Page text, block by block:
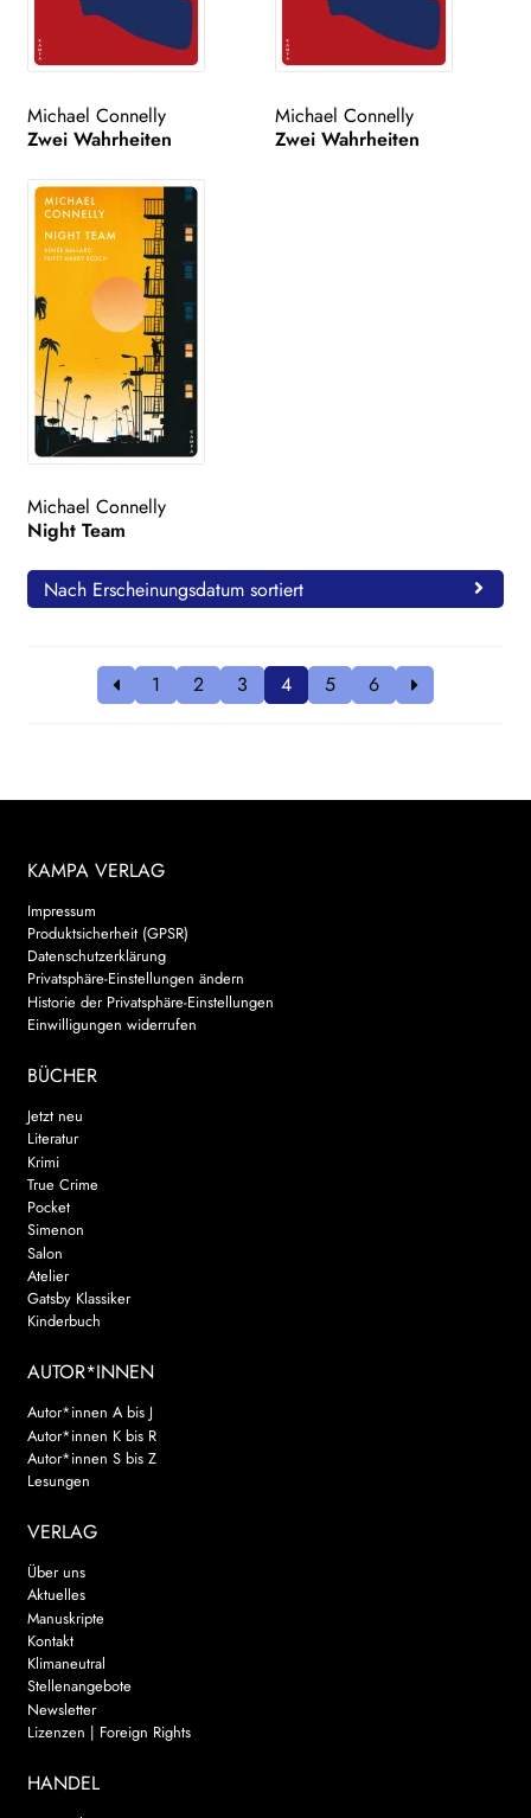
Michael Connelly
Zwei Wahrheiten
Michael Connelly
Zwei Wahrheiten
Michael Connelly
Night Team
Nach Erscheinungsdatum sortiert
1 2 3 4 5 6
KAMPA VERLAG
Impressum
Produktsicherheit (GPSR)
Datenschutzerklärung
Privatsphäre-Einstellungen ändern
Historie der Privatsphäre-Einstellungen
Einwilligungen widerrufen
BÜCHER
Jetzt neu
Literatur
Krimi
True Crime
Pocket
Simenon
Salon
Atelier
Gatsby Klassiker
Kinderbuch
AUTOR*INNEN
Autor*innen A bis J
Autor*innen K bis R
Autor*innen S bis Z
Lesungen
VERLAG
Über uns
Aktuelles
Manuskripte
Kontakt
Klimaneutral
Stellenangebote
Newsletter
Lizenzen | Foreign Rights
HANDEL